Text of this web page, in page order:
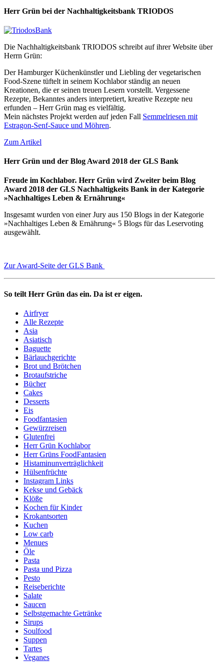
Herr Grün bei der Nachhaltigkeitsbank TRIODOS
Die Nachhaltigkeitsbank TRIODOS schreibt auf ihrer Website über
Herrn Grün:
Der Hamburger Küchenkünstler und Liebling der vegetarischen
Food-Szene tüftelt in seinem Kochlabor ständig an neuen
Kreationen, die er seinen treuen Lesern vorstellt. Vergessene
Rezepte, Bekanntes anders interpretiert, kreative Rezepte neu
erfunden – Herr Grün mag es vielfältig.
Mein nächstes Projekt werden auf jeden Fall Semmelriesen mit
Estragon-Senf-Sauce und Möhren.
Zum Artikel
Herr Grün und der Blog Award 2018 der GLS Bank
Freude im Kochlabor. Herr Grün wird Zweiter beim Blog
Award 2018 der GLS Nachhaltigkeits Bank in der Kategorie
»Nachhaltiges Leben & Ernährung«
Insgesamt wurden von einer Jury aus 150 Blogs in der Kategorie
»Nachhaltiges Leben & Ernährung« 5 Blogs für das Leservoting
ausgewählt.
Zur Award-Seite der GLS Bank
So teilt Herr Grün das ein. Da ist er eigen.
Airfryer
Alle Rezepte
Asia
Asiatisch
Baguette
Bärlauchgerichte
Brot und Brötchen
Brotaufstriche
Bücher
Cakes
Desserts
Eis
Foodfantasien
Gewürzreisen
Glutenfrei
Herr Grün Kochlabor
Herr Grüns FoodFantasien
Histaminunverträglichkeit
Hülsenfrüchte
Instagram Links
Kekse und Gebäck
Klöße
Kochen für Kinder
Krokantsorten
Kuchen
Low carb
Menues
Öle
Pasta
Pasta und Pizza
Pesto
Reiseberichte
Salate
Saucen
Selbstgemachte Getränke
Sirups
Soulfood
Suppen
Tartes
Veganes